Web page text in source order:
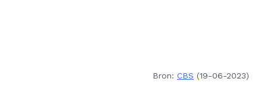
Bron: CBS (19-06-2023)